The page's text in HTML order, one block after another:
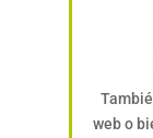
web o